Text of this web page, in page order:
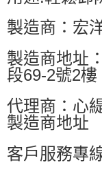
製造商：宏
製造商地址
段69-2號2樓
代理商：心
製造商地址
客戶服務專